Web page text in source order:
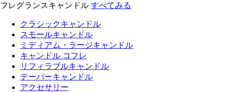
フレグランスキャンドル すべてみる
クラシックキャンドル
スモールキャンドル
ミディアム・ラージキャンドル
キャンドル コフレ
リフィラブルキャンドル
テーパーキャンドル
アクセサリー